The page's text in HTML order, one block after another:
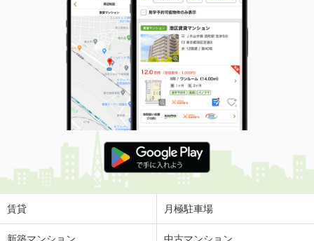
賃貸 月極駐車場
新築マンション 中古マンション